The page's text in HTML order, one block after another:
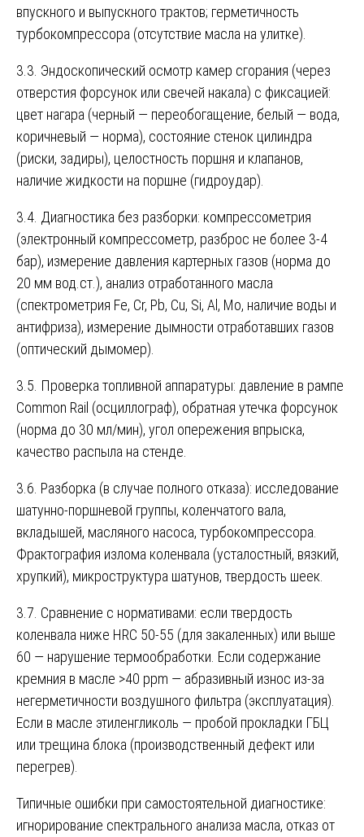
впускного и выпускного трактов; герметичность
турбокомпрессора (отсутствие масла на улитке).
3.3. Эндоскопический осмотр камер сгорания (через
отверстия форсунок или свечей накала) с фиксацией:
цвет нагара (черный — переобогащение, белый — вода,
коричневый — норма), состояние стенок цилиндра
(риски, задиры), целостность поршня и клапанов,
наличие жидкости на поршне (гидроудар).
3.4. Диагностика без разборки: компрессометрия
(электронный компрессометр, разброс не более 3-4
бар), измерение давления картерных газов (норма до
20 мм вод.ст.), анализ отработанного масла
(спектрометрия Fe, Cr, Pb, Cu, Si, Al, Mo, наличие воды и
антифриза), измерение дымности отработавших газов
(оптический дымомер).
3.5. Проверка топливной аппаратуры: давление в рампе
Common Rail (осциллограф), обратная утечка форсунок
(норма до 30 мл/мин), угол опережения впрыска,
качество распыла на стенде.
3.6. Разборка (в случае полного отказа): исследование
шатунно-поршневой группы, коленчатого вала,
вкладышей, масляного насоса, турбокомпрессора.
Фрактография излома коленвала (усталостный, вязкий,
хрупкий), микроструктура шатунов, твердость шеек.
3.7. Сравнение с нормативами: если твердость
коленвала ниже HRC 50-55 (для закаленных) или выше
60 — нарушение термообработки. Если содержание
кремния в масле >40 ppm — абразивный износ из-за
негерметичности воздушного фильтра (эксплуатация).
Если в масле этиленгликоль — пробой прокладки ГБЦ
или трещина блока (производственный дефект или
перегрев).
Типичные ошибки при самостоятельной диагностике:
игнорирование спектрального анализа масла, отказ от